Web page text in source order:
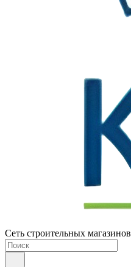
Сеть строительных магазинов